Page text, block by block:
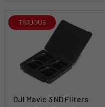
TARJOUS
DJI Mavic 3 ND Filters